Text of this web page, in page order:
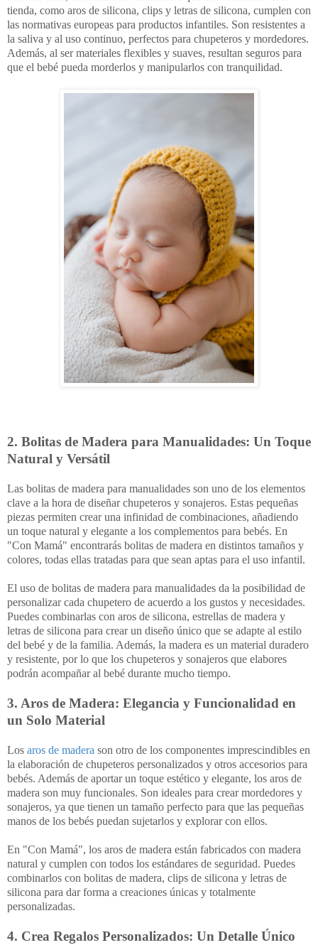
tienda, como aros de silicona, clips y letras de silicona, cumplen con
las normativas europeas para productos infantiles. Son resistentes a
la saliva y al uso continuo, perfectos para chupeteros y mordedores.
Además, al ser materiales flexibles y suaves, resultan seguros para
que el bebé pueda morderlos y manipularlos con tranquilidad.
2. Bolitas de Madera para Manualidades: Un Toque
Natural y Versátil
Las bolitas de madera para manualidades son uno de los elementos
clave a la hora de diseñar chupeteros y sonajeros. Estas pequeñas
piezas permiten crear una infinidad de combinaciones, añadiendo
un toque natural y elegante a los complementos para bebés. En
"Con Mamá" encontrarás bolitas de madera en distintos tamaños y
colores, todas ellas tratadas para que sean aptas para el uso infantil.
El uso de bolitas de madera para manualidades da la posibilidad de
personalizar cada chupetero de acuerdo a los gustos y necesidades.
Puedes combinarlas con aros de silicona, estrellas de madera y
letras de silicona para crear un diseño único que se adapte al estilo
del bebé y de la familia. Además, la madera es un material duradero
y resistente, por lo que los chupeteros y sonajeros que elabores
podrán acompañar al bebé durante mucho tiempo.
3. Aros de Madera: Elegancia y Funcionalidad en
un Solo Material
Los aros de madera son otro de los componentes imprescindibles en
la elaboración de chupeteros personalizados y otros accesorios para
bebés. Además de aportar un toque estético y elegante, los aros de
madera son muy funcionales. Son ideales para crear mordedores y
sonajeros, ya que tienen un tamaño perfecto para que las pequeñas
manos de los bebés puedan sujetarlos y explorar con ellos.
En "Con Mamá", los aros de madera están fabricados con madera
natural y cumplen con todos los estándares de seguridad. Puedes
combinarlos con bolitas de madera, clips de silicona y letras de
silicona para dar forma a creaciones únicas y totalmente
personalizadas.
4. Crea Regalos Personalizados: Un Detalle Único